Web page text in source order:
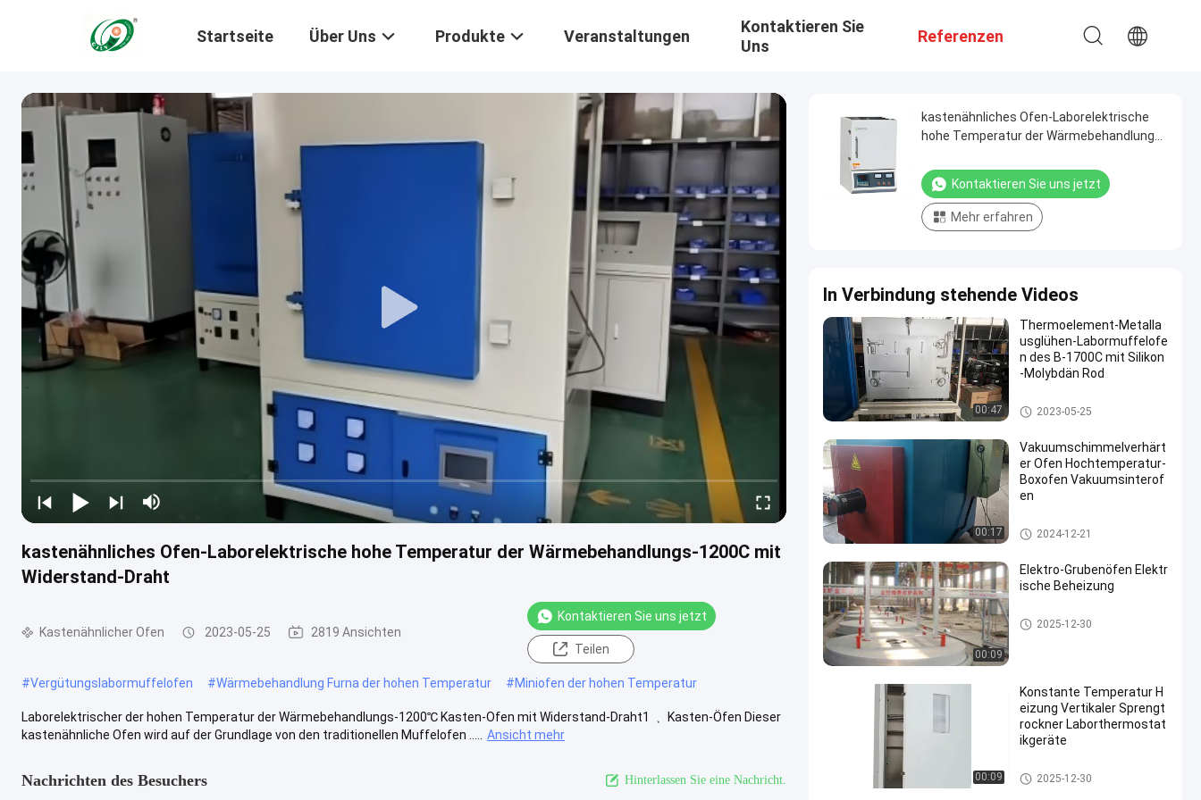
Startseite Über Uns Produkte Veranstaltungen
Kontaktieren Sie
Uns
Referenzen
kastenähnliches Ofen-Laborelektrische hohe Temperatur der Wärmebehandlungs-1200C mit
Widerstand-Draht
Kastenähnlicher Ofen 2023-05-25 2819 Ansichten
Kontaktieren Sie uns jetzt
Teilen
#Vergütungslabormuffelofen #Wärmebehandlung Furna der hohen Temperatur #Miniofen der hohen Temperatur
Laborelektrischer der hohen Temperatur der Wärmebehandlungs-1200℃ Kasten-Ofen mit Widerstand-Draht1 ﹑ Kasten-Öfen Dieser
kastenähnliche Ofen wird auf der Grundlage von den traditionellen Muffelofen .....
Ansicht mehr
Nachrichten des Besuchers Hinterlassen Sie eine Nachricht.
kastenähnliches Ofen-Laborelektrische
hohe Temperatur der Wärmebehandlungs-
Kontaktieren Sie uns jetzt
Mehr erfahren
In Verbindung stehende Videos
00:47
Thermoelement-Metalla
usglühen-Labormuffelofe
n des B-1700C mit Silikon
-Molybdän Rod
Kastenähnlicher Ofen
2023-05-25
00:17
Vakuumschimmelverhärt
er Ofen Hochtemperatur-
Boxofen Vakuumsinterof
en
Kastenähnlicher Ofen
2024-12-21
00:09
Elektro-Grubenöfen Elektr
ische Beheizung
Wärmebehandlungsöfen
2025-12-30
00:09
Konstante Temperatur H
eizung Vertikaler Sprengt
rockner Laborthermostat
ikgeräte
Trocknungsöfen
2025-12-30